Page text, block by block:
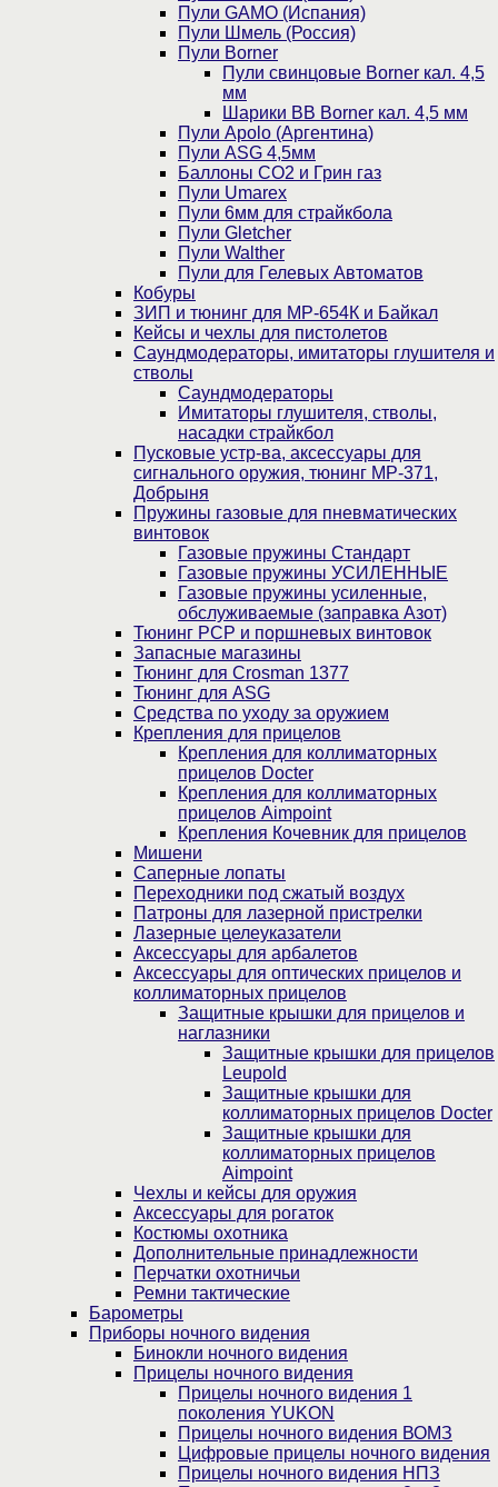
Пули GAMO (Испания)
Пули Шмель (Россия)
Пули Borner
Пули свинцовые Borner кал. 4,5
мм
Шарики BB Borner кал. 4,5 мм
Пули Apolo (Аргентина)
Пули ASG 4,5мм
Баллоны CO2 и Грин газ
Пули Umarex
Пули 6мм для страйкбола
Пули Gletcher
Пули Walther
Пули для Гелевых Автоматов
Кобуры
ЗИП и тюнинг для МР-654К и Байкал
Кейсы и чехлы для пистолетов
Саундмодераторы, имитаторы глушителя и
стволы
Саундмодераторы
Имитаторы глушителя, стволы,
насадки страйкбол
Пусковые устр-ва, аксессуары для
сигнального оружия, тюнинг МР-371,
Добрыня
Пружины газовые для пневматических
винтовок
Газовые пружины Стандарт
Газовые пружины УСИЛЕННЫЕ
Газовые пружины усиленные,
обслуживаемые (заправка Азот)
Тюнинг PCP и поршневых винтовок
Запасные магазины
Тюнинг для Crosman 1377
Тюнинг для ASG
Средства по уходу за оружием
Крепления для прицелов
Крепления для коллиматорных
прицелов Docter
Крепления для коллиматорных
прицелов Aimpoint
Крепления Кочевник для прицелов
Мишени
Саперные лопаты
Переходники под сжатый воздух
Патроны для лазерной пристрелки
Лазерные целеуказатели
Аксессуары для арбалетов
Аксессуары для оптических прицелов и
коллиматорных прицелов
Защитные крышки для прицелов и
наглазники
Защитные крышки для прицелов
Leupold
Защитные крышки для
коллиматорных прицелов Docter
Защитные крышки для
коллиматорных прицелов
Aimpoint
Чехлы и кейсы для оружия
Аксессуары для рогаток
Костюмы охотника
Дополнительные принадлежности
Перчатки охотничьи
Ремни тактические
Барометры
Приборы ночного видения
Бинокли ночного видения
Прицелы ночного видения
Прицелы ночного видения 1
поколения YUKON
Прицелы ночного видения ВОМЗ
Цифровые прицелы ночного видения
Прицелы ночного видения НПЗ